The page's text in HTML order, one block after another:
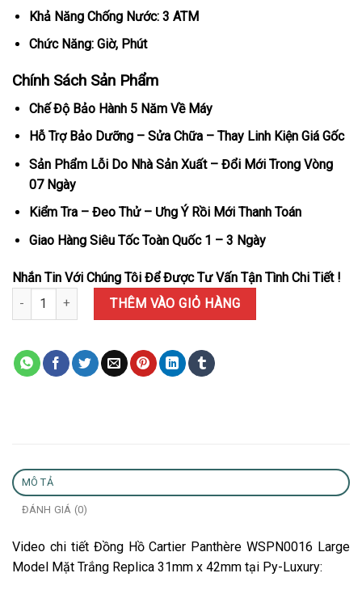
Khả Năng Chống Nước: 3 ATM
Chức Năng: Giờ, Phút
Chính Sách Sản Phẩm
Chế Độ Bảo Hành 5 Năm Về Máy
Hỗ Trợ Bảo Dưỡng – Sửa Chữa – Thay Linh Kiện Giá Gốc
Sản Phẩm Lỗi Do Nhà Sản Xuất – Đổi Mới Trong Vòng
07 Ngày
Kiểm Tra – Đeo Thử – Ưng Ý Rồi Mới Thanh Toán
Giao Hàng Siêu Tốc Toàn Quốc 1 – 3 Ngày
Nhắn Tin Với Chúng Tôi Để Được Tư Vấn Tận Tình Chi Tiết !
Đồng Hồ Cartier Panthère WSPN0016 Large Model Mặt Trắng
THÊM VÀO GIỎ HÀNG
MÔ TẢ
ĐÁNH GIÁ (0)
Video chi tiết Đồng Hồ Cartier Panthère WSPN0016 Large
Model Mặt Trắng Replica 31mm x 42mm tại Py-Luxury: